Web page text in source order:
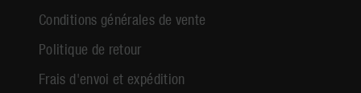
Conditions générales de vente
Politique de retour
Frais d'envoi et expédition